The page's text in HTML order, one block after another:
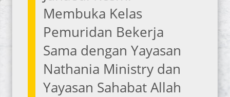
Membuka Kelas
Pemuridan Bekerja
Sama dengan Yayasan
Nathania Ministry dan
Yayasan Sahabat Allah